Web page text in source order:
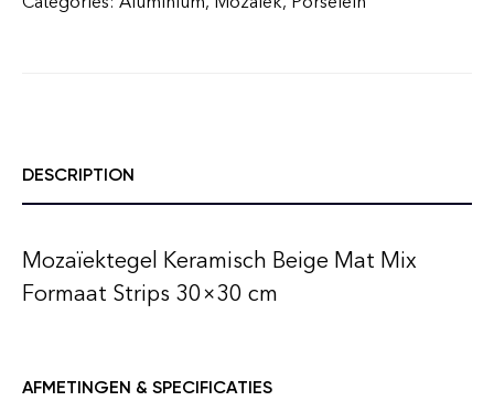
DESCRIPTION
Mozaïektegel Keramisch Beige Mat Mix
Formaat Strips 30×30 cm
AFMETINGEN & SPECIFICATIES